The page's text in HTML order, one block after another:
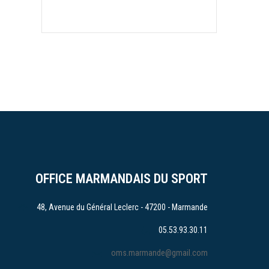
OFFICE MARMANDAIS DU SPORT
48, Avenue du Général Leclerc - 47200 - Marmande
05.53.93.30.11
oms.marmande@gmail.com